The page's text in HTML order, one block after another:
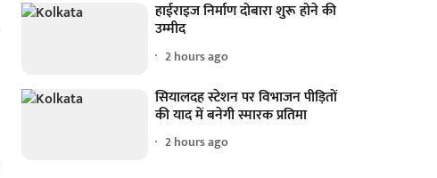
हाईराइज निर्माण दोबारा शुरू होने की
उम्मीद
2 hours ago
सियालदह स्टेशन पर विभाजन पीड़ितों
की याद में बनेगी स्मारक प्रतिमा
2 hours ago